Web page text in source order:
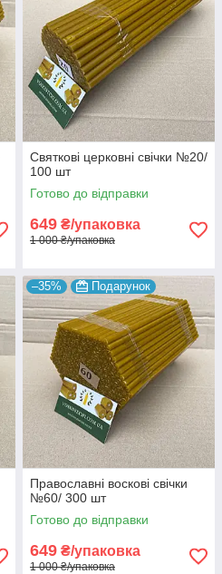
Святкові церковні свічки №20/
100 шт
Готово до відправки
649 ₴/упаковка
1 000 ₴/упаковка
–35% Подарунок
Православні воскові свічки
№60/ 300 шт
Готово до відправки
649 ₴/упаковка
1 000 ₴/упаковка